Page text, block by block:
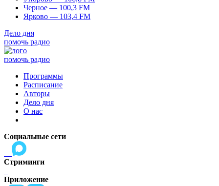
Черное — 100,3 FM
Ярково — 103,4 FM
Дело дня
помочь радио
помочь радио
Программы
Расписание
Авторы
Дело дня
О нас
Социальные сети
Стриминги
Приложение